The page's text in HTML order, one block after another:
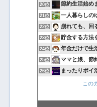
20位 節約生活始め
21位 一人暮らしの
22位 崩れても、回
23位 貯金する方法
24位 年金だけで生
25位 ママと娘、節
26位 まったりポイ
この